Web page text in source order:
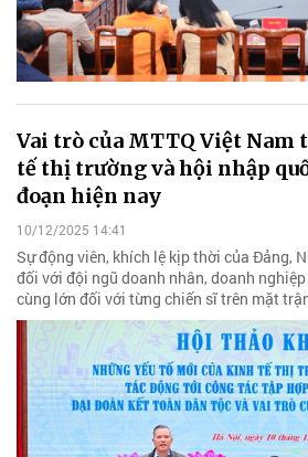
Vai trò của MTTQ Việt
tế thị trường và hội nhập
đoạn hiện nay
10/12/2025 14:41
Sự động viên, khích lệ kịp thời của Đảng,
đối với đội ngũ doanh nhân, doanh
cùng lớn đối với từng chiến sĩ trên mặt